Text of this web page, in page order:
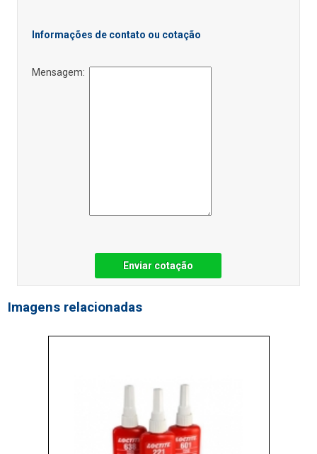
Informações de contato ou cotação
Mensagem:
Enviar cotação
Imagens relacionadas